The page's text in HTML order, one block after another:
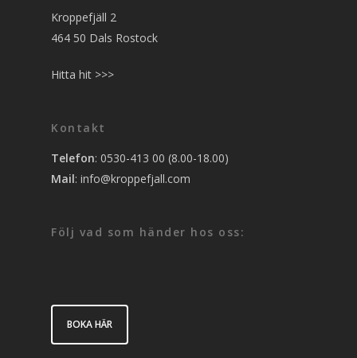
Kroppefjäll 2
464 50 Dals Rostock
Hitta hit >>>
Kontakt
Telefon: 0530-413 00 (8.00-18.00)
Mail: info@kroppefjall.com
Följ vad som händer hos oss:
BOKA HÄR